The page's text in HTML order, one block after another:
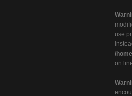
use
/
on